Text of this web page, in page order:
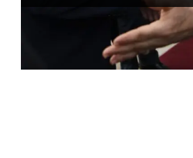
ROSE VALLAND, HEROÏNE DE LA